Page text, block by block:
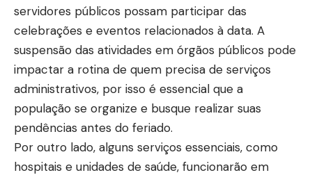
servidores públicos possam participar das
celebrações e eventos relacionados à data. A
suspensão das atividades em órgãos públicos pode
impactar a rotina de quem precisa de serviços
administrativos, por isso é essencial que a
população se organize e busque realizar suas
pendências antes do feriado.
Por outro lado, alguns serviços essenciais, como
hospitais e unidades de saúde, funcionarão em